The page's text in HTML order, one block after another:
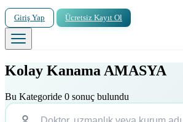
Giriş Yap Ücretsiz Kayıt Ol
Kolay Kanama AMASYA
Bu Kategoride 0 sonuç bulundu